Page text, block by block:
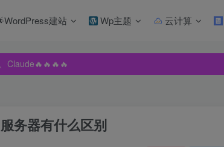
建站 Wp主题 云计算
Claude🔥🔥🔥🔥
Claude🔥🔥🔥🔥
务器有什么区别